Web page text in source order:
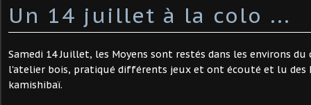
Un 14 juillet à la colo ...
Samedi 14 Juillet, les Moyens sont restés dans les environs
l'atelier bois, pratiqué différents jeux et ont écouté et lu des
kamishibaï.